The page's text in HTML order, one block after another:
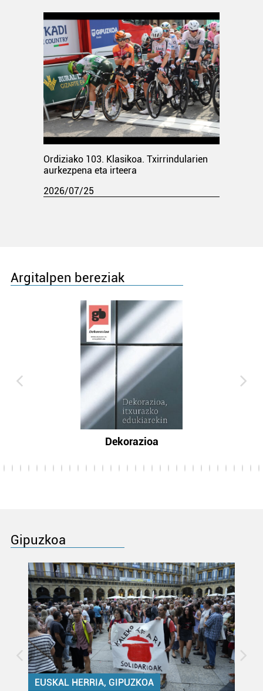
Ordiziako 103. Klasikoa. Txirrindularien
aurkezpena eta irteera
2026/07/25
Argitalpen bereziak
Dekorazioa
Gipuzkoa
EUSKAL HERRIA, GIPUZKOA